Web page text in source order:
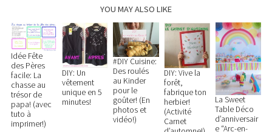
YOU MAY ALSO LIKE
Idée Fête
des Pères
facile: La
chasse au
trésor de
papa! (avec
tuto à
imprimer!)
DIY: Un
vêtement
unique en 5
minutes!
#DIY Cuisine:
Des roulés
au Kinder
pour le
goûter! (En
photos et
vidéo!)
DIY: Vive la
forêt,
fabrique ton
herbier!
(Activité
Carnet
La Sweet
Table Déco
d’anniversair
e “Arc-en-